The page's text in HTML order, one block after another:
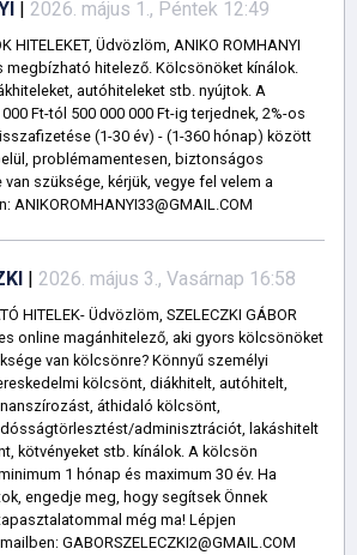
| 2026. május 1., Péntek 12:49
HITELEKET, Üdvözlöm, ANIKO ROMHANYI
megbízható hitelező. Kölcsönöket kínálok.
autóhiteleket stb. nyújtok. A
Ft-tól 500 000 000 Ft-ig terjednek, 2%-os
(1-30 év) - (1-360 hónap) között
problémamentesen, biztonságos
szüksége, kérjük, vegye fel velem a
ANIKOROMHANYI33@GMAIL.COM
| 2026. május 3., Vasárnap 16:58
HITELEK- Üdvözlöm, SZELECZKI GÁBOR
online magánhitelező, aki gyors kölcsönöket
van kölcsönre? Könnyű személyi
kölcsönt, diákhitelt, autóhitelt,
áthidaló kölcsönt,
adminisztrációt, lakáshitelt
kötvényeket stb. kínálok. A kölcsön
1 hónap és maximum 30 év. Ha
engedje meg, hogy segítsek Önnek
még ma! Lépjen
GABORSZELECZKI2@GMAIL.COM